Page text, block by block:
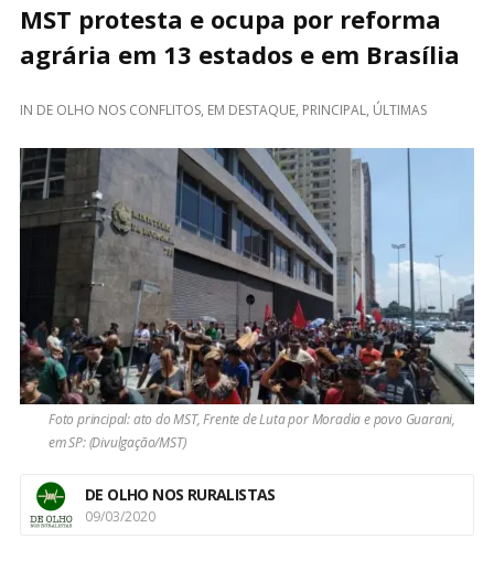
MST protesta e ocupa por reforma
agrária em 13 estados e em Brasília
IN DE OLHO NOS CONFLITOS, EM DESTAQUE, PRINCIPAL, ÚLTIMAS
Foto principal: ato do MST, Frente de Luta por Moradia e povo Guarani,
em SP: (Divulgação/MST)
DE OLHO NOS RURALISTAS
09/03/2020